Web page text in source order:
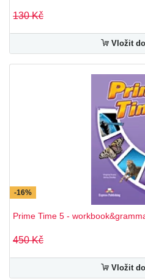
130 Kč
Vložit
-16%
Prime Time 5 -
450 Kč
Vložit